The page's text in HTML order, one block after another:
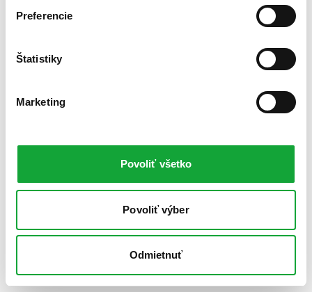
Preferencie
Štatistiky
Marketing
Povoliť všetko
Povoliť výber
Odmietnuť